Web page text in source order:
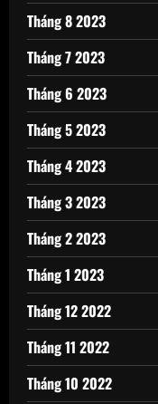
Tháng 8 2023
Tháng 7 2023
Tháng 6 2023
Tháng 5 2023
Tháng 4 2023
Tháng 3 2023
Tháng 2 2023
Tháng 1 2023
Tháng 12 2022
Tháng 11 2022
Tháng 10 2022